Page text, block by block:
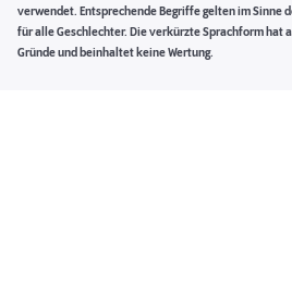
verwendet. Entsprechende Begriffe gelten im Sinne
für alle Geschlechter. Die verkürzte Sprachform hat
Gründe und beinhaltet keine Wertung.